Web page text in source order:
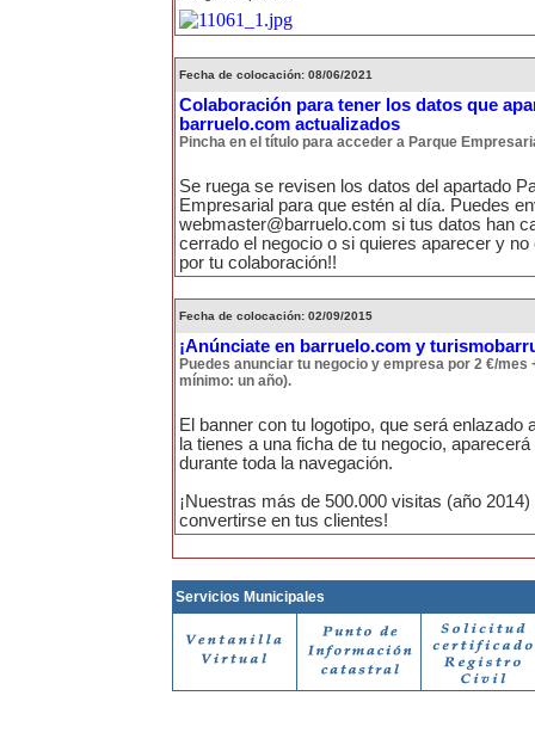
Fecha de colocación: 08/06/2021
Colaboración para tener los datos que
barruelo.com actualizados
Pincha en el título para acceder a Parque
Se ruega se revisen los datos del apartado
Empresarial para que estén al día. Puedes
webmaster@barruelo.com si tus datos han
cerrado el negocio o si quieres aparecer y
por tu colaboración!!
Fecha de colocación: 02/09/2015
¡Anúnciate en barruelo.com y
Puedes anunciar tu negocio y empresa por 2 €/mes
mínimo: un año).
El banner con tu logotipo, que será enlazado
la tienes a una ficha de tu negocio,
durante toda la navegación.
¡Nuestras más de 500.000 visitas (año 2014)
convertirse en tus clientes!
Servicios Municipales